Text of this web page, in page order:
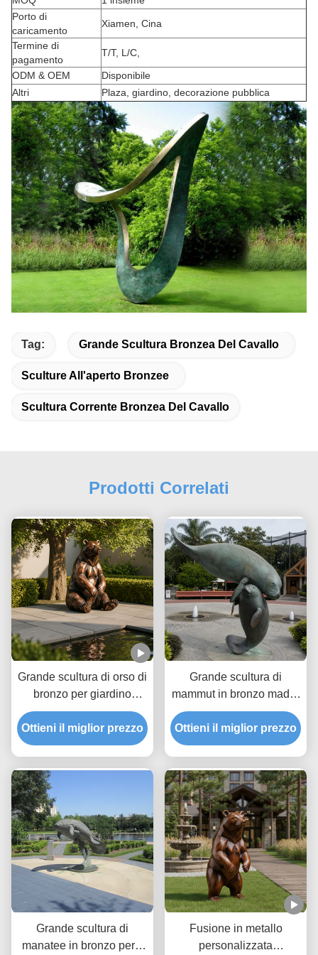
Porto di
caricamento
Xiamen, Cina
Termine di
pagamento
T/T, L/C,
ODM & OEM
Disponibile
Altri
Plaza, giardino, decorazione pubblica
Tag: Grande Scultura Bronzea Del Cavallo
Sculture All'aperto Bronzee
Scultura Corrente Bronzea Del Cavallo
Prodotti Correlati
Grande scultura di orso di
bronzo per giardino
all'aperto Realistic
Seduta statua di orso
marrone Decorazione
metallo personalizzata
per Park Villa
Ottieni il miglior prezzo
Grande scultura di
mammut in bronzo madre
e bambino Animali marini
Giardino costiero Statua
d'arte all'aperto
Ottieni il miglior prezzo
Grande scultura di
manatee in bronzo per il
Fusione in metallo
personalizzata